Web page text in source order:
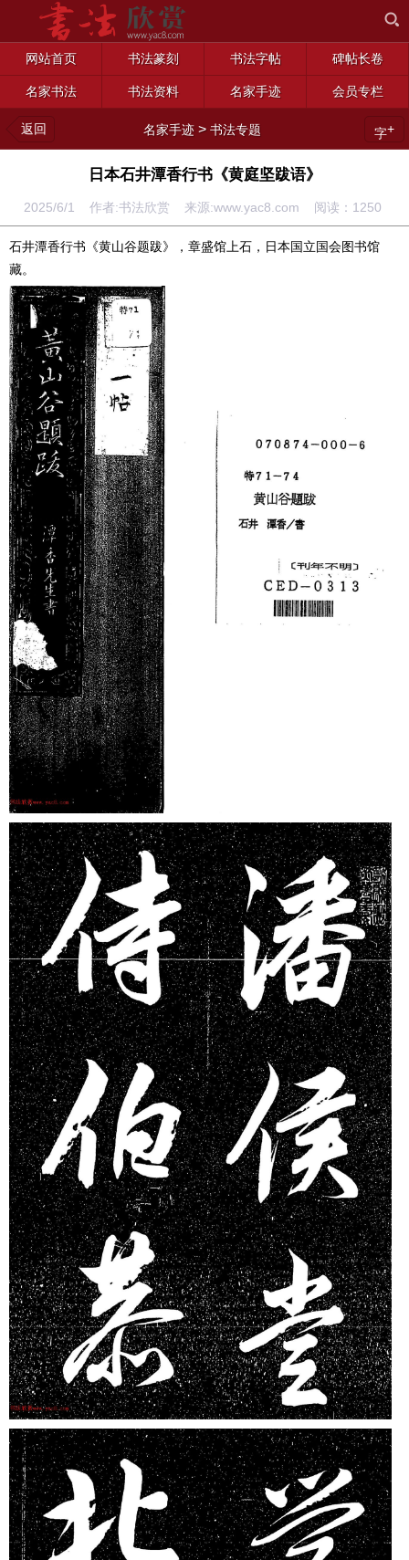
网站首页 书法篆刻 书法字帖 碑帖长卷
名家书法 书法资料 名家手迹 会员专栏
返回 名家手迹 >书法专题 字+
日本石井潭香行书《黄庭坚跋语》
2025/6/1 作者:书法欣赏 来源:www.yac8.com 阅读： 1250
石井潭香行书《黄山谷题跋》，章盛馆上石，日本国立国会图书馆
藏。